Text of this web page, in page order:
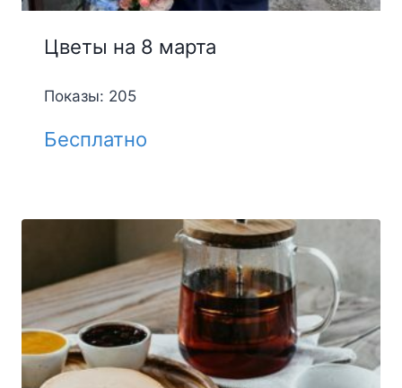
Цветы на 8 марта
Показы: 205
Бесплатно